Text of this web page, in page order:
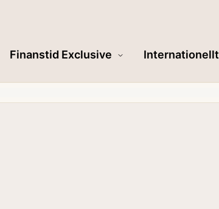
Finanstid Exclusive Internationellt